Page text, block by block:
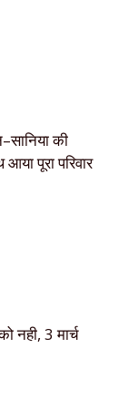
की
पूरा परिवार
3 मार्च